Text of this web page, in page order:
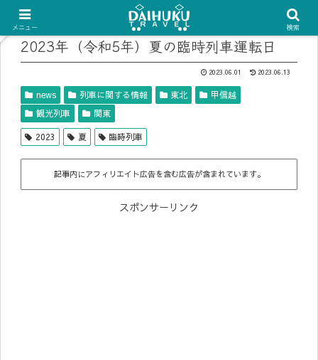
2023年（令和5年）夏の臨時列車運転日
2023.06.01 2023.06.13
news 列車に関する情報 東北
甲信越
観光列車
関東
2023 夏 臨時列車
記事内にアフィリエイト広告を含む広告が含まれています。
スポンサーリンク
メニュー 検索